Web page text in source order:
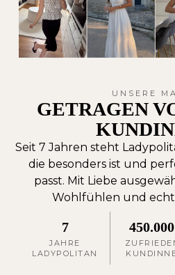
UNSERE
GETRAGEN
Seit 7 Jahren steht
die besonders ist und
passt. Mit Liebe
Wohlfühlen und
7
JAHRE
LADYPOLITAN